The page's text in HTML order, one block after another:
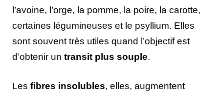
l’avoine, l’orge, la pomme, la poire, la carotte,
certaines légumineuses et le psyllium. Elles
sont souvent très utiles quand l’objectif est
d’obtenir un transit plus souple.
Les fibres insolubles, elles, augmentent